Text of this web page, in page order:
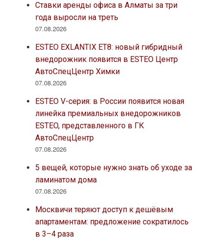
Ставки аренды офиса в Алматы за три
года выросли на треть
07.08.2026
ESTEO EXLANTIX ET8: новый гибридный
внедорожник появится в ESTEO Центр
АвтоСпецЦентр Химки
07.08.2026
ESTEO V-серия: в России появится новая
линейка премиальных внедорожников
ESTEO, представленного в ГК
АвтоСпецЦентр
07.08.2026
5 вещей, которые нужно знать об уходе за
ламинатом дома
07.08.2026
Москвичи теряют доступ к дешёвым
апартаментам: предложение сократилось
в 3–4 раза